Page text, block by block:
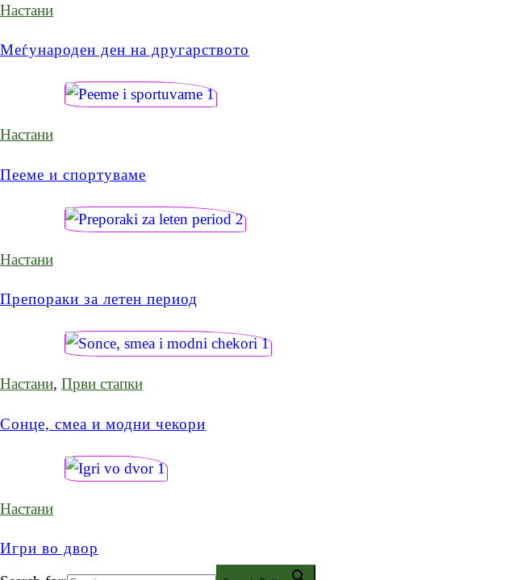
Настани
Меѓународен ден на другарството
Настани
Пееме и спортуваме
Настани
Препораки за летен период
Настани, Први стапки
Сонце, смеа и модни чекори
Настани
Игри во двор